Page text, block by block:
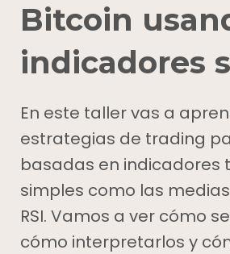
Bitcoin
indicadores
En este taller vas a
estrategias de trading
basadas en indicadores
simples como las
RSI. Vamos a ver cómo
cómo interpretarlos y